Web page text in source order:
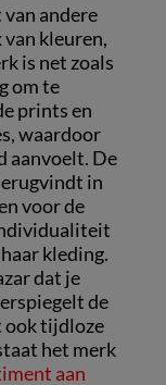
andere
van kleuren,
is net zoals
om te
prints en
waardoor
aanvoelt. De
in
voor de
kleding.
dat je
de
ook tijdloze
het merk
aan